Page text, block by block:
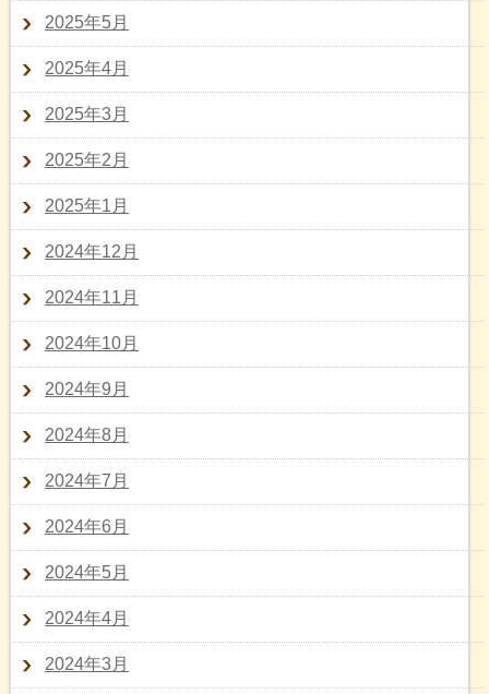
2025年5月
2025年4月
2025年3月
2025年2月
2025年1月
2024年12月
2024年11月
2024年10月
2024年9月
2024年8月
2024年7月
2024年6月
2024年5月
2024年4月
2024年3月